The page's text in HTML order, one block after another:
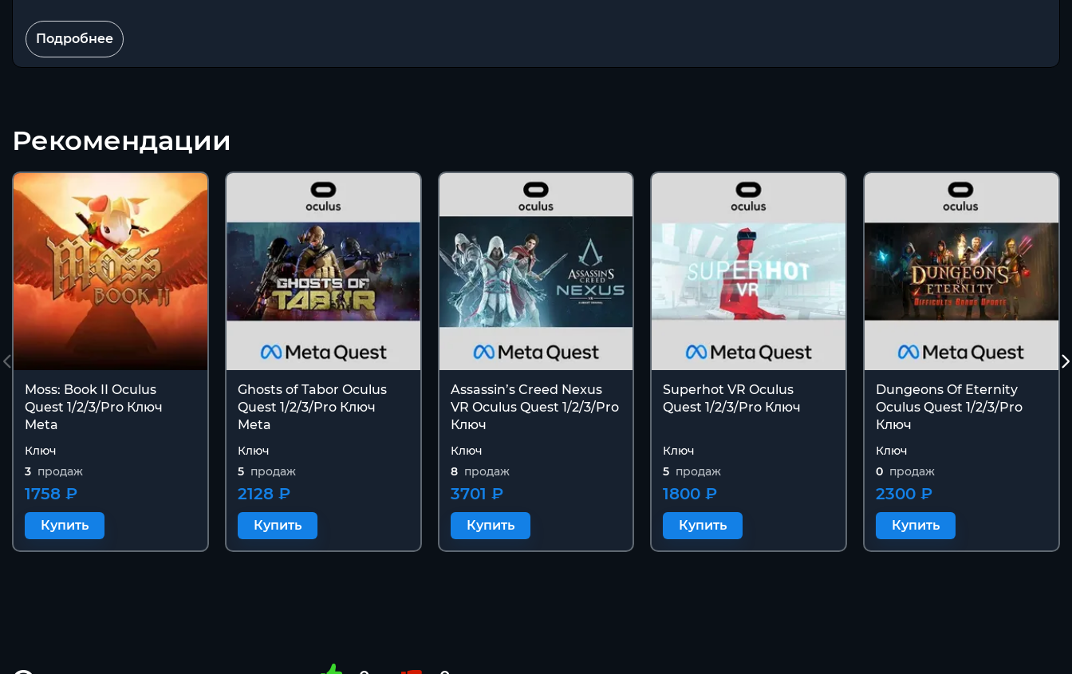
Подробнее
Рекомендации
Moss: Book II Oculus
Quest 1/2/3/Pro Ключ
Meta
Ключ
3 продаж
1758 ₽
Купить
Ghosts of Tabor Oculus
Quest 1/2/3/Pro Ключ
Meta
Ключ
5 продаж
2128 ₽
Купить
Assassin’s Creed Nexus
VR Oculus Quest 1/2/3/Pro
Ключ
Ключ
8 продаж
3701 ₽
Купить
Superhot VR Oculus
Quest 1/2/3/Pro Ключ
Ключ
5 продаж
1800 ₽
Купить
Dungeons Of Eternity
Oculus Quest 1/2/3/Pro
Ключ
Ключ
0 продаж
2300 ₽
Купить